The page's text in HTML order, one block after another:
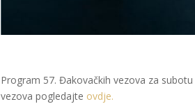
Program 57. Đakovačkih vezova za
vezova pogledajte ovdje.